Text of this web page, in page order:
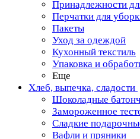
Принадлежности
Перчатки для
Пакеты
Уход за одеждой
Кухонный текстиль
Упаковка и
Еще
Хлеб, выпечка, сладости
Шоколадные
Замороженное
Сладкие
Вафли и пряники